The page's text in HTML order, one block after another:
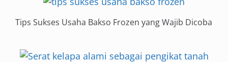
Tips Sukses Usaha Bakso Frozen yang Wajib Dicoba